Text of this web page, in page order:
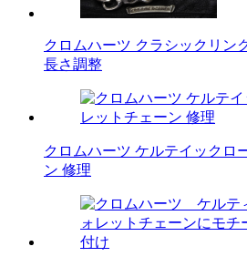
クロムハーツ クラシックリン
長さ調整
クロムハーツ ケルテイックロ
ン 修理